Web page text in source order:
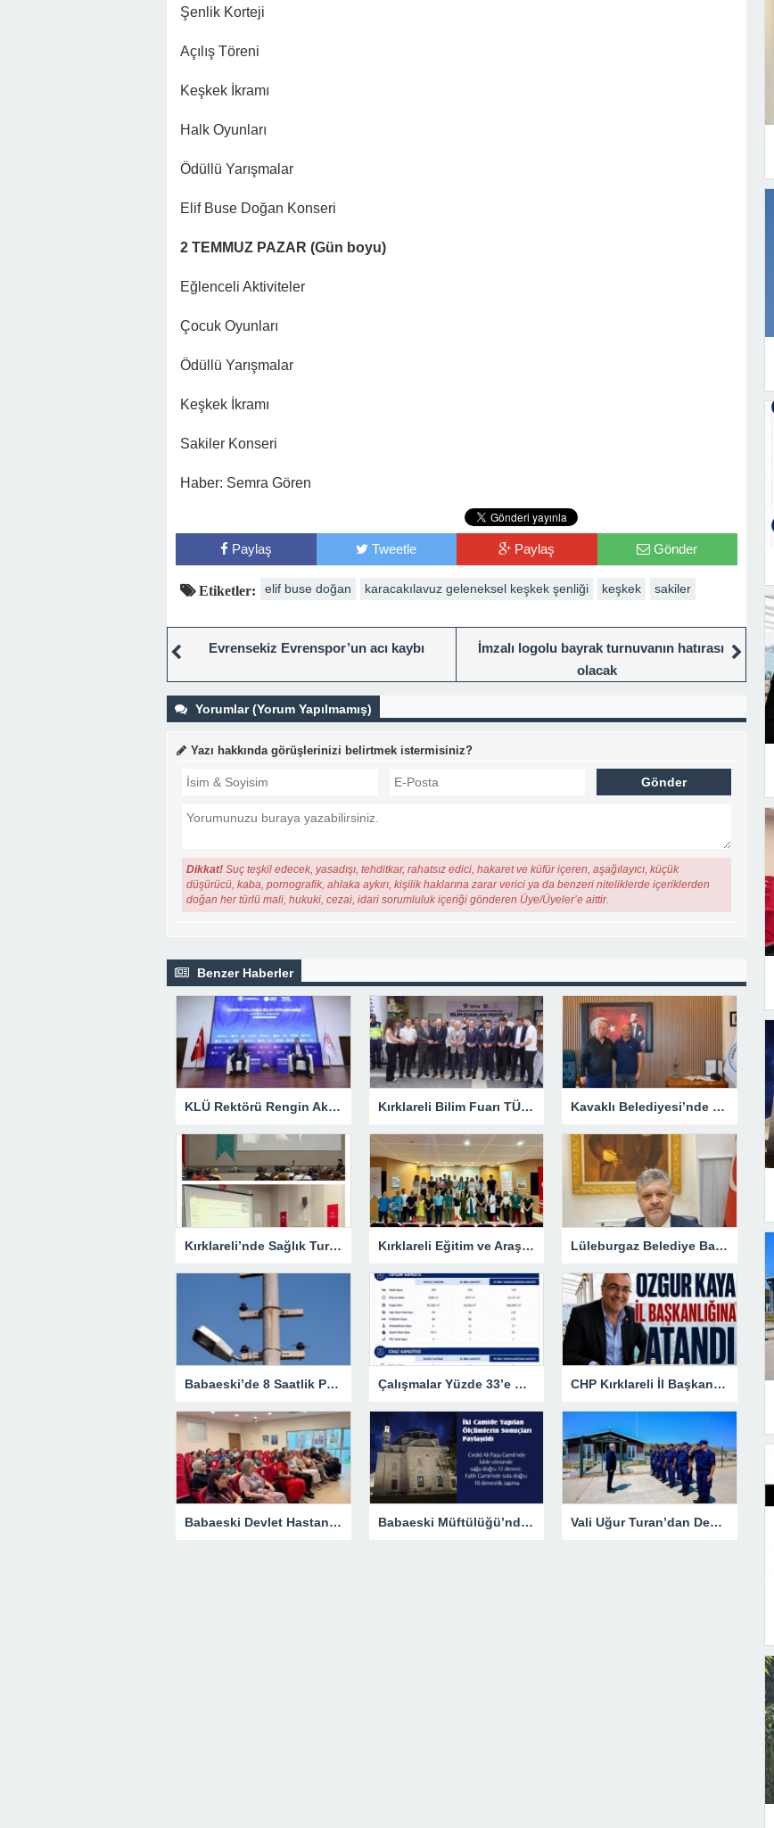
Şenlik Korteji
Açılış Töreni
Keşkek İkramı
Halk Oyunları
Ödüllü Yarışmalar
Elif Buse Doğan Konseri
2 TEMMUZ PAZAR (Gün boyu)
Eğlenceli Aktiviteler
Çocuk Oyunları
Ödüllü Yarışmalar
Keşkek İkramı
Sakiler Konseri
Haber: Semra Gören
Paylaş Tweetle Paylaş Gönder
Etiketler: elif buse doğan karacakılavuz geleneksel keşkek şenliği keşkek sakiler
Evrensekiz Evrenspor’un acı kaybı
İmzalı logolu bayrak turnuvanın hatırası
olacak
Yorumlar (Yorum Yapılmamış)
Yazı hakkında görüşlerinizi belirtmek istermisiniz?
Dikkat! Suç teşkil edecek, yasadışı, tehditkar, rahatsız edici, hakaret ve küfür içeren, aşağılayıcı, küçük
düşürücü, kaba, pornografik, ahlaka aykırı, kişilik haklarına zarar verici ya da benzeri niteliklerde içeriklerden
doğan her türlü mali, hukuki, cezai, idari sorumluluk içeriği gönderen Üye/Üyeler’e aittir.
Benzer Haberler
KLÜ Rektörü Rengin Ak, COP31 Akademi Lansmanına Katıldı Kırklareli Bilim Fuarı TÜBİTAK’ın Resmî Sayfasında Kavaklı Belediyesi’nde Fahri Özkan Ziyareti
Kırklareli’nde Sağlık Turizmi Masaya Yatırıldı Kırklareli Eğitim ve Araştırma Hastanesi’nde Eğitim Planlaması Masaya Yatırıldı Lüleburgaz Belediye Başkanı Murat Gerenli CHP’den İstifa Etti
Babaeski’de 8 Saatlik Planlı Elektrik Kesintisi Çalışmalar Yüzde 33’e Ulaştı CHP Kırklareli İl Başkanlığına Özgür Kaya Atandı
Babaeski Devlet Hastanesi Personeli Bebek Dostu Sempozyumunda Babaeski Müftülüğü’nden Kıble Tartışmalarına Resmi Yanıt Vali Uğur Turan’dan Demirköy’de Sahil Güvenlik Ziyareti